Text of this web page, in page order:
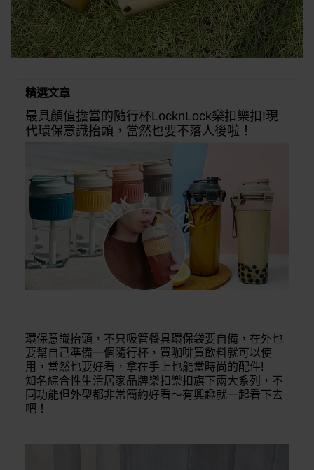
精選文章
最具顏值擔當的隨行杯LocknLock樂扣樂扣!現
代環保意識抬頭，當然也要不落人後啦！
環保意識抬頭，不只吸管餐具環保袋要自備，在外也
要幫自己準備一個隨行杯，買咖啡買飲料就可以使
用，當然也要好看，拿在手上也能當時尚的配件!
知名綜合性生活居家品牌樂扣樂扣旗下兩大系列，不
同功能但外型都非常簡約好看～有興趣就一起看下去
吧！